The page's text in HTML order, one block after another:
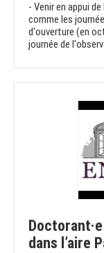
- Venir en appui
comme les
d'ouverture (en
journée de
dans l’aire